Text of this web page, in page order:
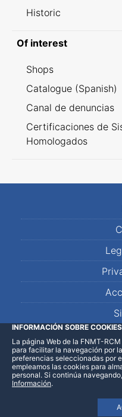
Historic
Of interest
Shops
Catalogue (Spanish)
Canal de denuncias
Certificaciones de
Homologados
LinkedInFacebook
INFORMACIÓN SOBRE COOKIES
La página Web de la FNMT-
para facilitar la navegación por
preferencias seleccionadas por
empleamos las cookies para
personal. Si continúa
Información.